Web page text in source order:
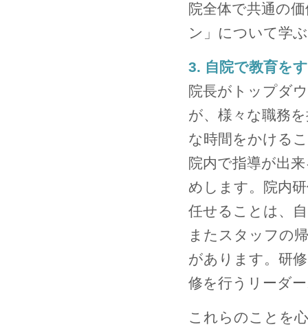
院全体で共通の
ン」について学
3. 自院で教育を
院長がトップダ
が、様々な職務
な時間をかける
院内で指導が出
めします。院内
任せることは、
またスタッフの
があります。研
修を行うリーダ
これらのことを